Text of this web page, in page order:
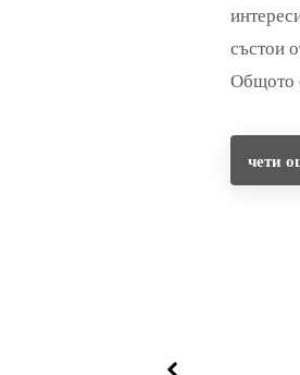
състои
Общото
чети